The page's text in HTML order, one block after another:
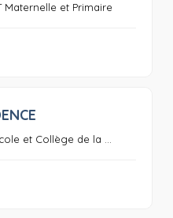
Maternelle et Primaire
et Collège de la ...